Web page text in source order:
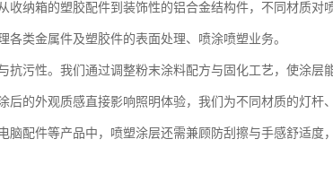
纳箱的塑胶配件到装饰性的铝合金结构件，不同材质对
类金属件及塑胶件的表面处理、喷涂喷塑业务。
污性。我们通过调整粉末涂料配方与固化工艺，使涂层
的外观质感直接影响照明体验，我们为不同材质的灯杆
配件等产品中，喷塑涂层还需兼顾防刮擦与手感舒适度